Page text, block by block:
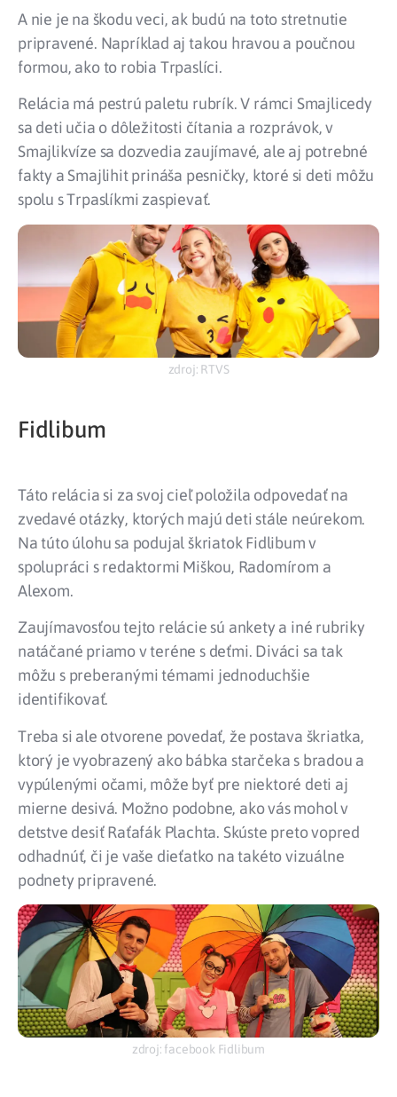
A nie je na škodu veci, ak budú na toto stretnutie
pripravené. Napríklad aj takou hravou a poučnou
formou, ako to robia Trpaslíci.
Relácia má pestrú paletu rubrík. V rámci Smajlicedy
sa deti učia o dôležitosti čítania a rozprávok, v
Smajlikvíze sa dozvedia zaujímavé, ale aj potrebné
fakty a Smajlihit prináša pesničky, ktoré si deti môžu
spolu s Trpaslíkmi zaspievať.
zdroj: RTVS
Fidlibum
Táto relácia si za svoj cieľ položila odpovedať na
zvedavé otázky, ktorých majú deti stále neúrekom.
Na túto úlohu sa podujal škriatok Fidlibum v
spolupráci s redaktormi Miškou, Radomírom a
Alexom.
Zaujímavosťou tejto relácie sú ankety a iné rubriky
natáčané priamo v teréne s deťmi. Diváci sa tak
môžu s preberanými témami jednoduchšie
identifikovať.
Treba si ale otvorene povedať, že postava škriatka,
ktorý je vyobrazený ako bábka starčeka s bradou a
vypúlenými očami, môže byť pre niektoré deti aj
mierne desivá. Možno podobne, ako vás mohol v
detstve desiť Raťafák Plachta. Skúste preto vopred
odhadnúť, či je vaše dieťatko na takéto vizuálne
podnety pripravené.
zdroj: facebook Fidlibum